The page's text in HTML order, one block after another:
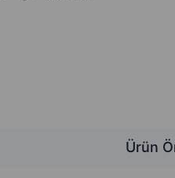
Ürün